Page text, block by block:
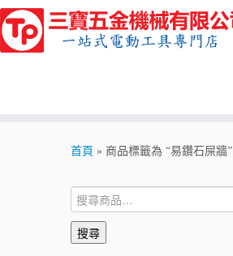
Skip
to
content
首頁 » 商品標籤為 “易鑽石屎牆”
搜
尋:
搜尋